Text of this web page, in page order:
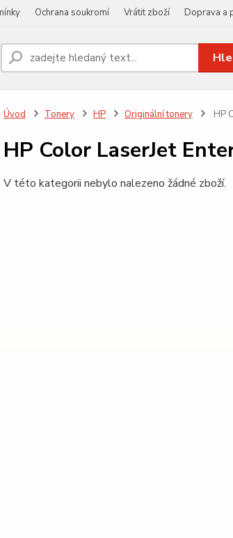
Ochrana soukromí Vrátit zboží Doprava a
Úvod Tonery HP Originální tonery HP
HP Color LaserJet
V této kategorii nebylo nalezeno žádné zboží.